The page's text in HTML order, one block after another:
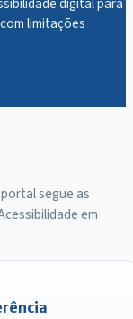
limitações
segue as
em